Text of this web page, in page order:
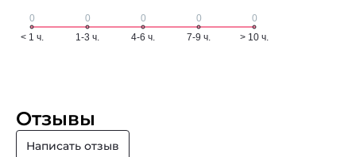
Отзывы
Написать отзыв